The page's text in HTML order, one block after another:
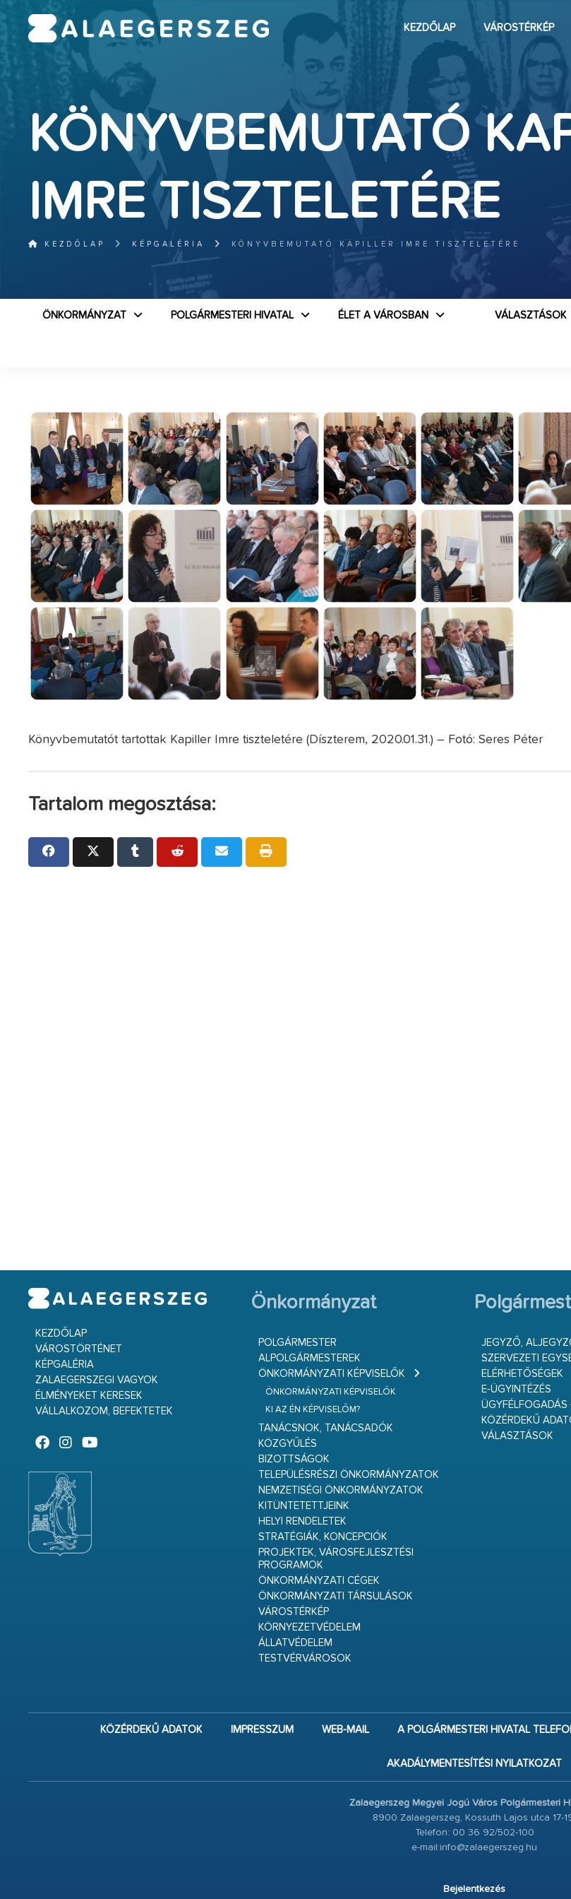
KEZDŐLAP VÁROSTÉRKÉP
KÖNYVBEMUTATÓ
IMRE TISZTELETÉRE
KEZDŐLAP KÉPGALÉRIA KÖNYVBEMUTATÓ KAPILLER IMRE TISZTELETÉRE
ÖNKORMÁNYZAT POLGÁRMESTERI HIVATAL ÉLET A VÁROSBAN VÁLASZTÁSOK
Könyvbemutatót tartottak Kapiller Imre tiszteletére (Díszterem, 2020.01.31.) – Fotó: Seres Péter
Tartalom megosztása:
KEZDŐLAP
VÁROSTÖRTÉNET
KÉPGALÉRIA
ZALAEGERSZEGI VAGYOK
ÉLMÉNYEKET KERESEK
VÁLLALKOZOM, BEFEKTETEK
Önkormányzat
POLGÁRMESTER
ALPOLGÁRMESTEREK
ÖNKORMÁNYZATI KÉPVISELŐK
ÖNKORMÁNYZATI KÉPVISELŐK
KI AZ ÉN KÉPVISELŐM?
TANÁCSNOK, TANÁCSADÓK
KÖZGYŰLÉS
BIZOTTSÁGOK
TELEPÜLÉSRÉSZI ÖNKORMÁNYZATOK
NEMZETISÉGI ÖNKORMÁNYZATOK
KITÜNTETETTJEINK
HELYI RENDELETEK
STRATÉGIÁK, KONCEPCIÓK
PROJEKTEK, VÁROSFEJLESZTÉSI
PROGRAMOK
ÖNKORMÁNYZATI CÉGEK
ÖNKORMÁNYZATI TÁRSULÁSOK
VÁROSTÉRKÉP
KÖRNYEZETVÉDELEM
ÁLLATVÉDELEM
TESTVÉRVÁROSOK
JEGYZŐ,
SZERVEZETI
ELÉRHETŐSÉGEK
E-ÜGYINTÉZÉS
ÜGYFÉLFOGADÁS
KÖZÉRDEKŰ
VÁLASZTÁSOK
KÖZÉRDEKŰ ADATOK IMPRESSZUM WEB-MAIL A POLGÁRMESTERI HIVATAL
AKADÁLYMENTESÍTÉSI NYILATKOZAT
Zalaegerszeg Megyei Jogú Város Polgármesteri
8900 Zalaegerszeg, Kossuth Lajos utca 17-
Telefon: 00 36 92/502-100
e-mail:info@zalaegerszeg.hu
Bejelentkezés